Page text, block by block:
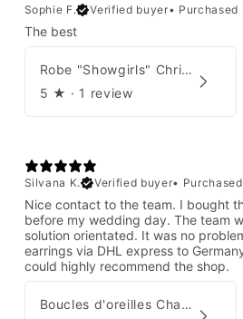
Sophie F.
Verified buyer• Purchased
The best
Robe "Showgirls" Christian Dior par John Galliano Été 2003
5 ★ · 1 review
Silvana K.
Verified buyer•
Nice contact to the team. I bought
before my wedding day. The team
solution orientated. It was no
earrings via DHL express to
could highly recommend the shop.
Boucles d'oreilles Chanel par Karl Lagerfeld 2008